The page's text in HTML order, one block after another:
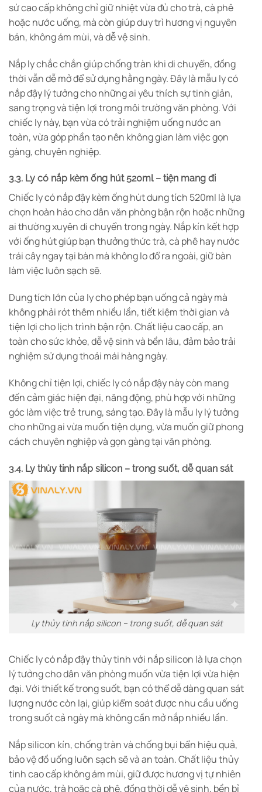
sứ cao cấp không chỉ giữ nhiệt vừa đủ cho trà, cà phê
hoặc nước uống, mà còn giúp duy trì hương vị nguyên
bản, không ám mùi, và dễ vệ sinh.
Nắp ly chắc chắn giúp chống tràn khi di chuyển, đồng
thời vẫn dễ mở để sử dụng hằng ngày. Đây là mẫu ly có
nắp đậy lý tưởng cho những ai yêu thích sự tinh giản,
sang trọng và tiện lợi trong môi trường văn phòng. Với
chiếc ly này, bạn vừa có trải nghiệm uống nước an
toàn, vừa góp phần tạo nên không gian làm việc gọn
gàng, chuyên nghiệp.
3.3. Ly có nắp kèm ống hút 520ml – tiện mang đi
Chiếc ly có nắp đậy kèm ống hút dung tích 520ml là lựa
chọn hoàn hảo cho dân văn phòng bận rộn hoặc những
ai thường xuyên di chuyển trong ngày. Nắp kín kết hợp
với ống hút giúp bạn thưởng thức trà, cà phê hay nước
trái cây ngay tại bàn mà không lo đổ ra ngoài, giữ bàn
làm việc luôn sạch sẽ.
Dung tích lớn của ly cho phép bạn uống cả ngày mà
không phải rót thêm nhiều lần, tiết kiệm thời gian và
tiện lợi cho lịch trình bận rộn. Chất liệu cao cấp, an
toàn cho sức khỏe, dễ vệ sinh và bền lâu, đảm bảo trải
nghiệm sử dụng thoải mái hàng ngày.
Không chỉ tiện lợi, chiếc ly có nắp đậy này còn mang
đến cảm giác hiện đại, năng động, phù hợp với những
góc làm việc trẻ trung, sáng tạo. Đây là mẫu ly lý tưởng
cho những ai vừa muốn tiện dụng, vừa muốn giữ phong
cách chuyên nghiệp và gọn gàng tại văn phòng.
3.4. Ly thủy tinh nắp silicon – trong suốt, dễ quan sát
Ly thủy tinh nắp silicon – trong suốt, dễ quan sát
Chiếc ly có nắp đậy thủy tinh với nắp silicon là lựa chọn
lý tưởng cho dân văn phòng muốn vừa tiện lợi vừa hiện
đại. Với thiết kế trong suốt, bạn có thể dễ dàng quan sát
lượng nước còn lại, giúp kiểm soát được nhu cầu uống
trong suốt cả ngày mà không cần mở nắp nhiều lần.
Nắp silicon kín, chống tràn và chống bụi bẩn hiệu quả,
bảo vệ đồ uống luôn sạch sẽ và an toàn. Chất liệu thủy
tinh cao cấp không ám mùi, giữ được hương vị tự nhiên
của nước, trà hoặc cà phê, đồng thời dễ vệ sinh, bền bỉ